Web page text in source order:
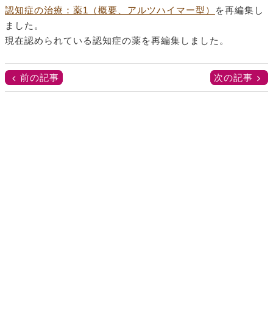
認知症の治療：薬1（概要、アルツハイマー型）
を再編集し
ました。
現在認められている認知症の薬を再編集しました。
次の記事
前の記事